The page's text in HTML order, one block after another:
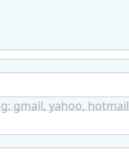
gmail, yahoo, hotmail